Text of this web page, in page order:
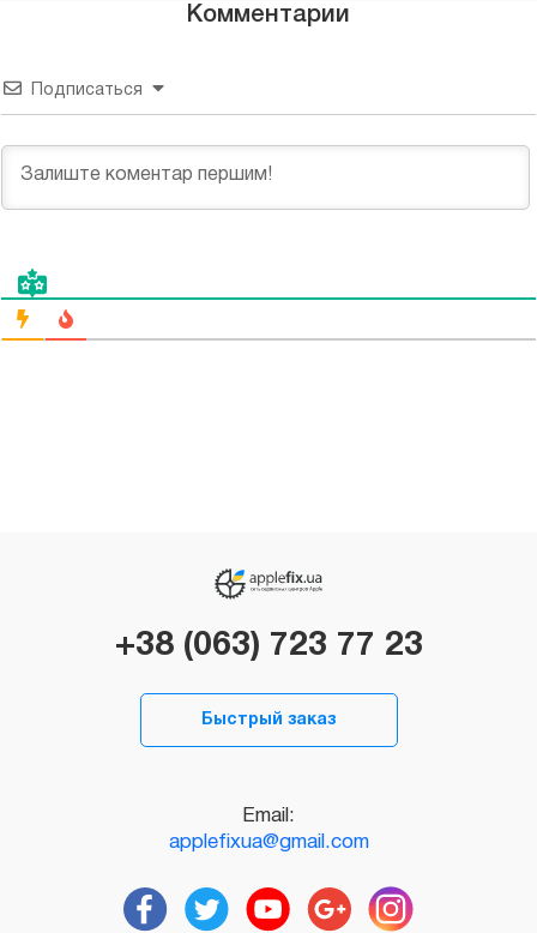
Комментарии
Подписаться
+38 (063) 723 77 23
Быстрый заказ
Email:
applefixua@gmail.com